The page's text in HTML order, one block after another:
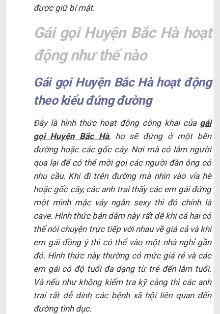
được giữ bí mật.
Gái gọi Huyện Bắc Hà hoạt
động như thế nào
Gái gọi Huyện Bắc Hà hoạt động
theo kiểu đứng đường
Đây là hình thức hoạt động công khai của gái
gọi Huyện Bắc Hà, họ sẽ đứng ở một bên
đường hoặc các gốc cây. Nơi mà có lắm người
qua lại để có thể mời gọi các người đàn ông có
nhu cầu. Khi đi trên đường mà nhìn vào vỉa hè
hoặc gốc cây, các anh trai thấy các em gái đứng
một mình mặc váy ngắn sexy thì đó chính là
cave. Hình thức bán dâm này rất dễ khi cả hai có
thể nói chuyện trực tiếp với nhau về giá cả và khi
em gái đồng ý thì có thể vào một nhà nghỉ gần
đó. Hình thức này thường có mức giá rẻ và các
em gái có độ tuổi đa dạng từ trẻ đến lắm tuổi.
Và nếu như không kiểm tra kỹ càng thì các anh
trai rất dễ dính các bệnh xã hội liên quan đến
đường tình dục.